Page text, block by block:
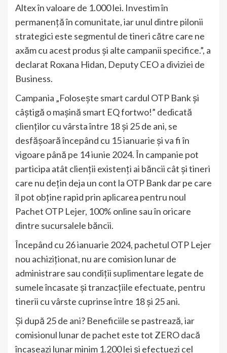
Altex în valoare de 1.000 lei. Investim în
permanență în comunitate, iar unul dintre pilonii
strategici este segmentul de tineri către care ne
axăm cu acest produs și alte campanii specifice.”, a
declarat Roxana Hidan, Deputy CEO a diviziei de
Business.
Campania „Folosește smart cardul OTP Bank și
câștigă o mașină smart EQ fortwo!” dedicată
clienților cu vârsta între 18 și 25 de ani, se
desfășoară începând cu 15 ianuarie și va fi în
vigoare până pe 14 iunie 2024. În campanie pot
participa atât clienții existenți ai băncii cât și tineri
care nu dețin deja un cont la OTP Bank dar pe care
îl pot obține rapid prin aplicarea pentru noul
Pachet OTP Lejer, 100% online sau în oricare
dintre sucursalele băncii.
Începând cu 26 ianuarie 2024, pachetul OTP Lejer
nou achiziționat, nu are comision lunar de
administrare sau condiții suplimentare legate de
sumele încasate și tranzacțiile efectuate, pentru
tinerii cu vârste cuprinse între 18 și 25 ani.
Și după 25 de ani? Beneficiile se pastrează, iar
comisionul lunar de pachet este tot ZERO dacă
încaseazi lunar minim 1.200 lei și efectuezi cel